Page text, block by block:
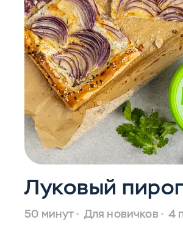
Луковый
50 минут Для новичков 4